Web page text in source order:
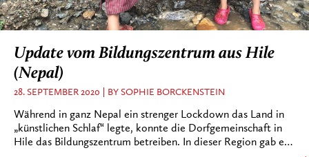
Update vom Bildungszentrum aus Hile
(Nepal)
28. SEPTEMBER 2020 BY SOPHIE BORCKENSTEIN
Während in ganz Nepal ein strenger Lockdown das Land in
„künstlichen Schlaf“ legte, konnte die Dorfgemeinschaft in
Hile das Bildungszentrum betreiben. In dieser Region gab e…